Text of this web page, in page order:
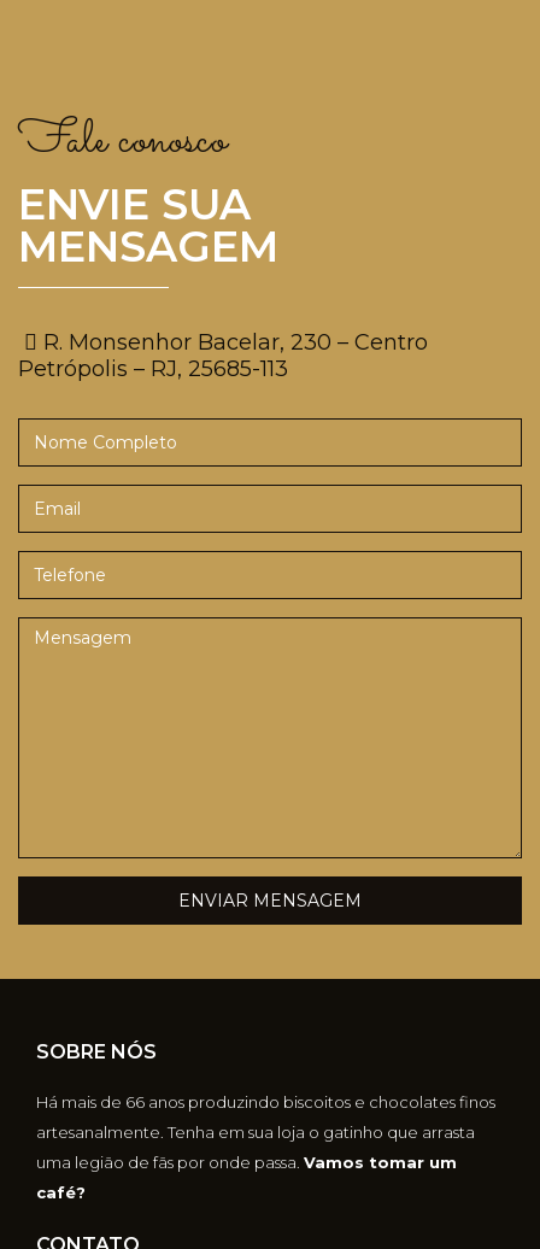
Fale conosco
ENVIE SUA
MENSAGEM
R. Monsenhor Bacelar, 230 – Centro
Petrópolis – RJ, 25685-113
Nome
Completo
Email
Telefone
Mensagem
ENVIAR MENSAGEM
SOBRE NÓS
Há mais de 66 anos produzindo biscoitos e chocolates finos
artesanalmente. Tenha em sua loja o gatinho que arrasta
uma legião de fãs por onde passa. Vamos tomar um
café?